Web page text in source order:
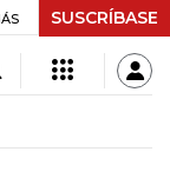
8.753,81 +2,19%
SUSCRÍBASE
VER AHORA